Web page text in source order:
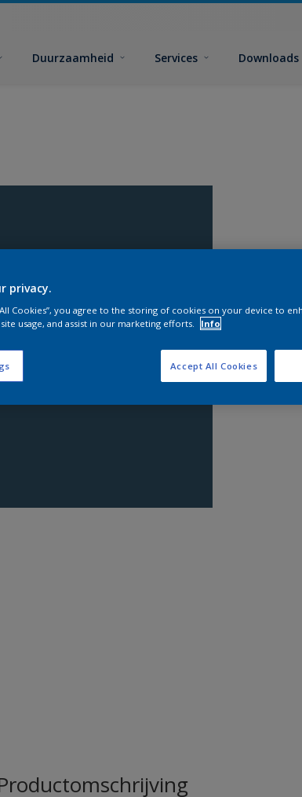
Duurzaamheid Services Downloads
privacy.
Cookies”, you agree to the storing of cookies on your device to
usage, and assist in our marketing efforts.
Info
Accept All Cookies